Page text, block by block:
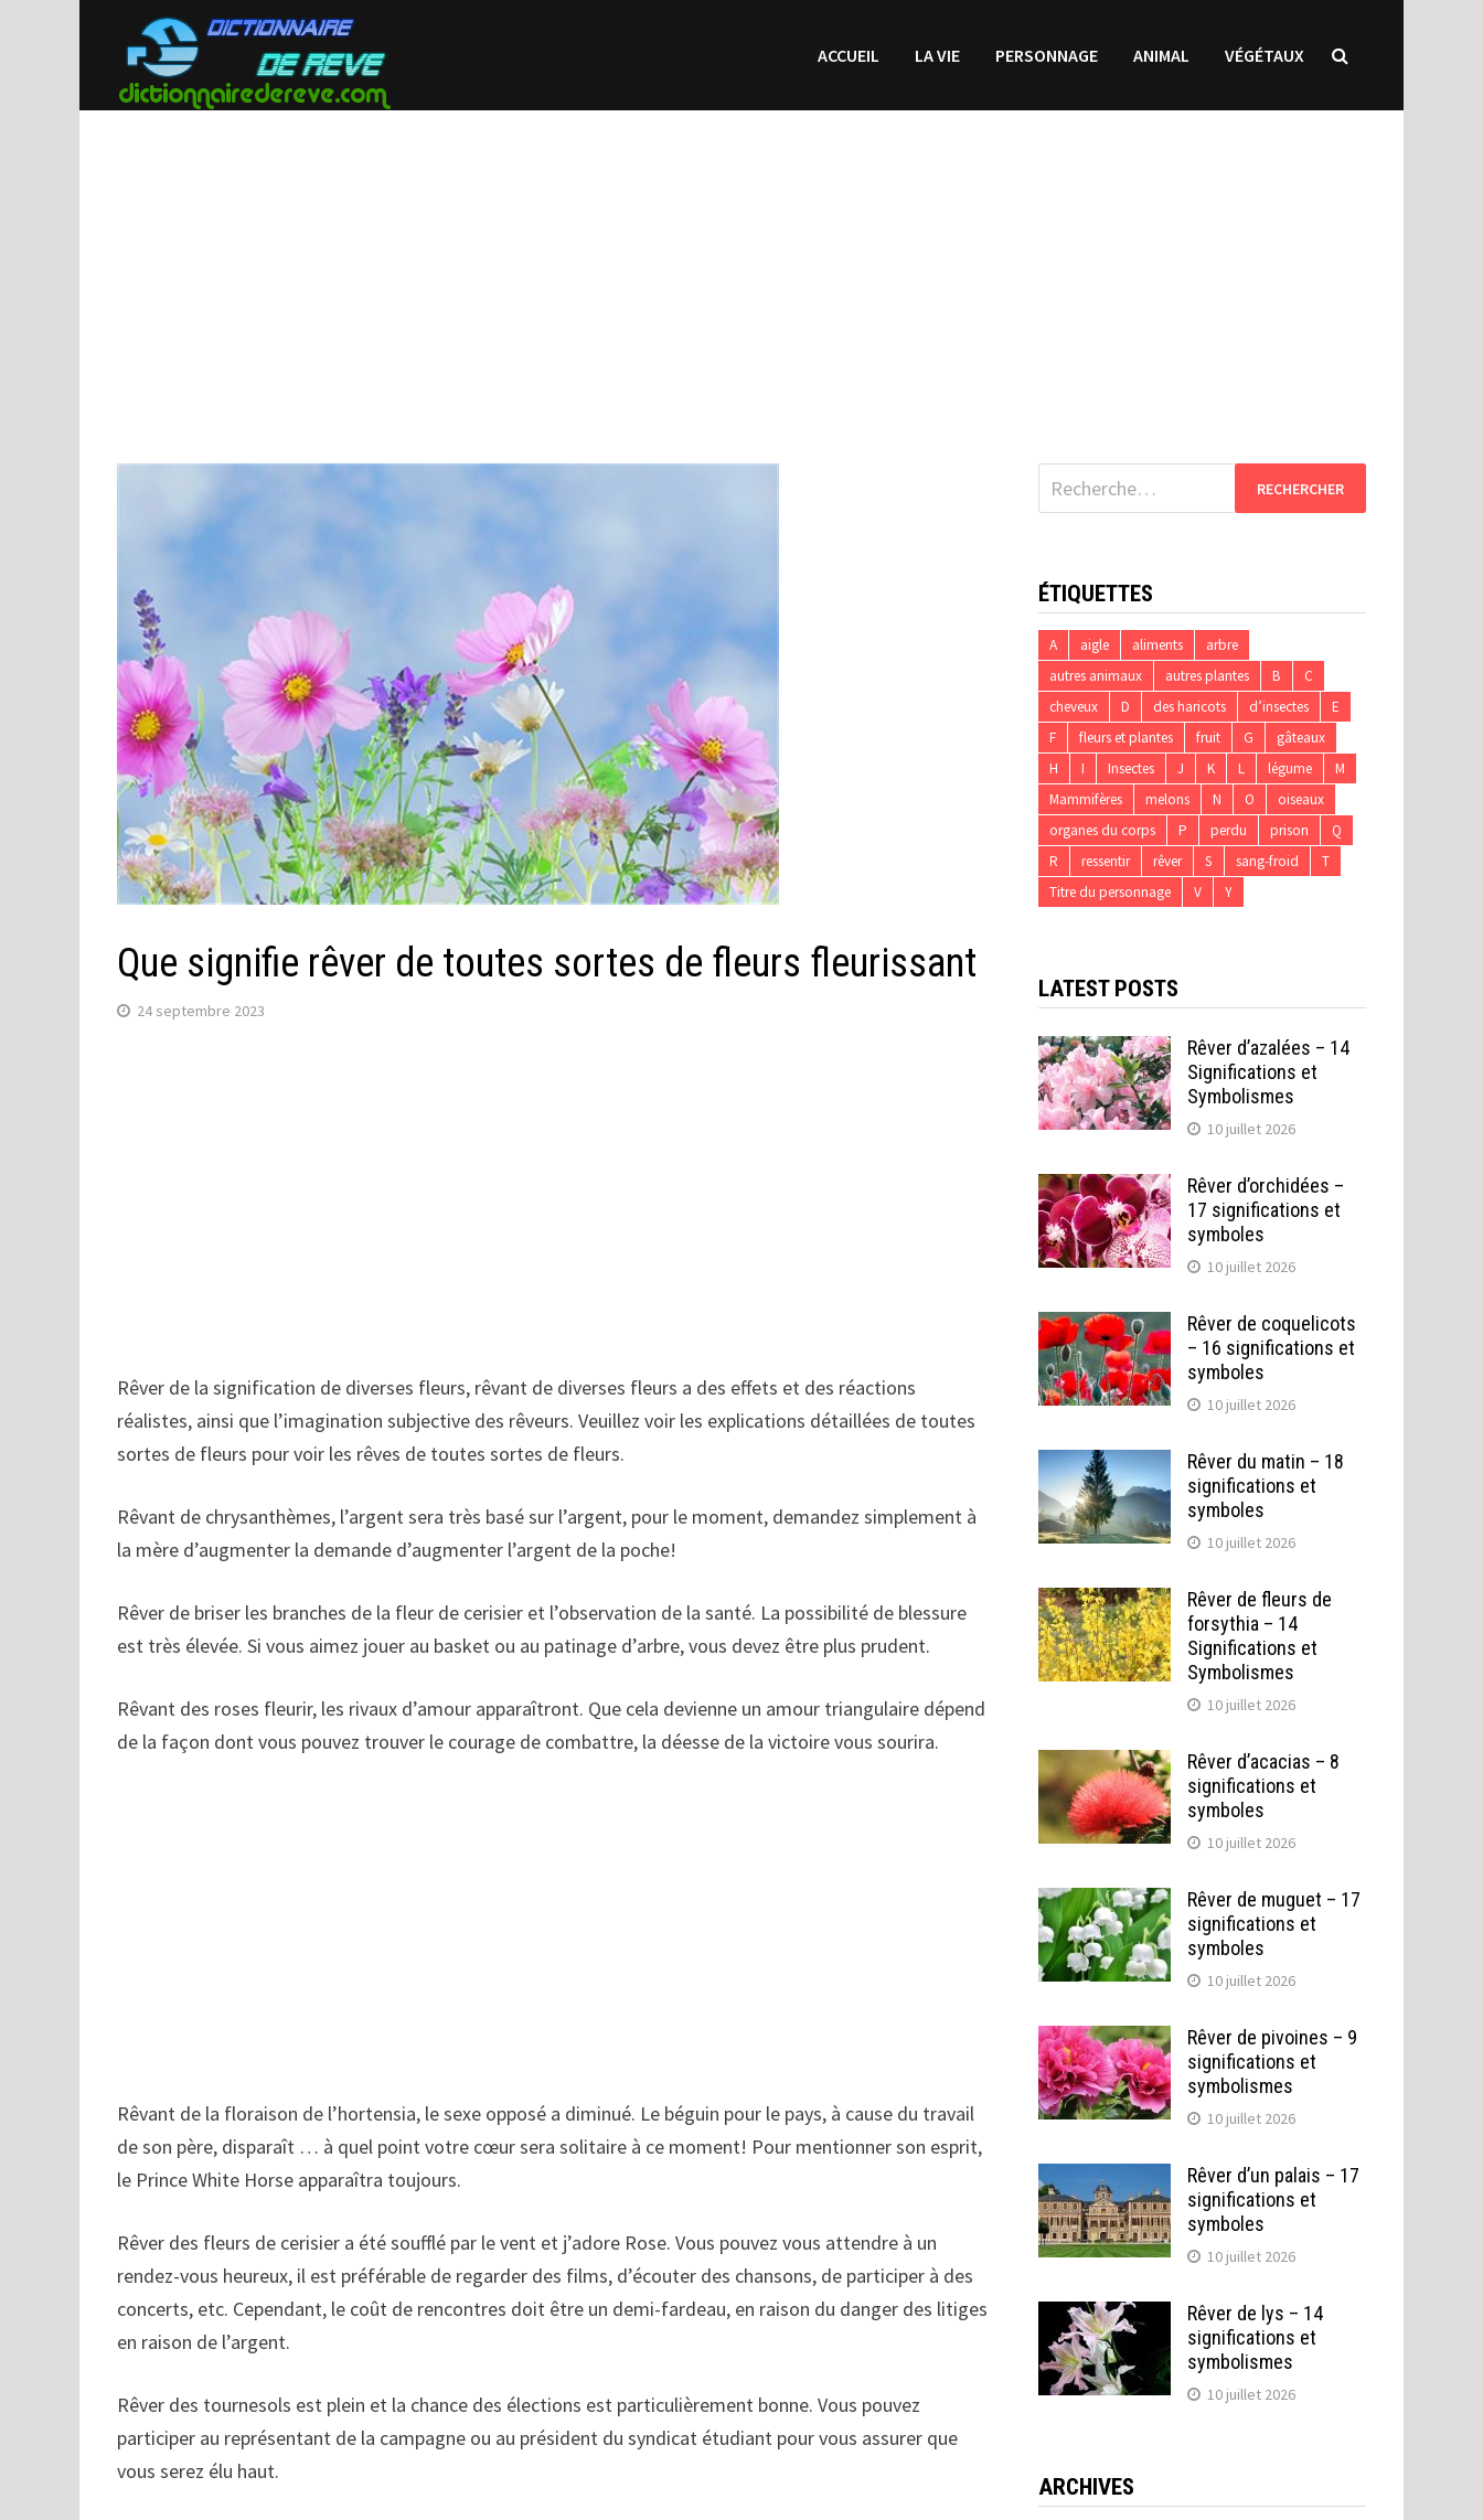
contenu
ACCUEIL LA VIE PERSONNAGE ANIMAL VÉGÉTAUX
Que signifie rêver de toutes sortes de fleurs fleurissant
24 septembre 2023
Rêver de la signification de diverses fleurs, rêvant de diverses fleurs a des effets et des réactions
réalistes, ainsi que l’imagination subjective des rêveurs. Veuillez voir les explications détaillées de toutes
sortes de fleurs pour voir les rêves de toutes sortes de fleurs.
Rêvant de chrysanthèmes, l’argent sera très basé sur l’argent, pour le moment, demandez simplement à
la mère d’augmenter la demande d’augmenter l’argent de la poche!
Rêver de briser les branches de la fleur de cerisier et l’observation de la santé. La possibilité de blessure
est très élevée. Si vous aimez jouer au basket ou au patinage d’arbre, vous devez être plus prudent.
Rêvant des roses fleurir, les rivaux d’amour apparaîtront. Que cela devienne un amour triangulaire dépend
de la façon dont vous pouvez trouver le courage de combattre, la déesse de la victoire vous sourira.
Rêvant de la floraison de l’hortensia, le sexe opposé a diminué. Le béguin pour le pays, à cause du travail
de son père, disparaît … à quel point votre cœur sera solitaire à ce moment! Pour mentionner son esprit,
le Prince White Horse apparaîtra toujours.
Rêver des fleurs de cerisier a été soufflé par le vent et j’adore Rose. Vous pouvez vous attendre à un
rendez-vous heureux, il est préférable de regarder des films, d’écouter des chansons, de participer à des
concerts, etc. Cependant, le coût de rencontres doit être un demi-fardeau, en raison du danger des litiges
en raison de l’argent.
Rêver des tournesols est plein et la chance des élections est particulièrement bonne. Vous pouvez
participer au représentant de la campagne ou au président du syndicat étudiant pour vous assurer que
vous serez élu haut.
Rechercher :
ÉTIQUETTES
A aigle aliments
arbre
autres animaux
autres plantes B
C
cheveux
D des haricots d’insectes
E
F
fleurs et plantes fruit G
gâteaux
H
I Insectes J K L légume
M
Mammifères
melons N O
oiseaux
organes du corps
P perdu prison
Q
R
ressentir rêver S sang-froid
T
Titre du personnage
V Y
LATEST POSTS
Rêver d’azalées – 14
Significations et
Symbolismes
10 juillet 2026
Rêver d’orchidées –
17 significations et
symboles
10 juillet 2026
Rêver de coquelicots
– 16 significations et
symboles
10 juillet 2026
Rêver du matin – 18
significations et
symboles
10 juillet 2026
Rêver de fleurs de
forsythia – 14
Significations et
Symbolismes
10 juillet 2026
Rêver d’acacias – 8
significations et
symboles
10 juillet 2026
Rêver de muguet – 17
significations et
symboles
10 juillet 2026
Rêver de pivoines – 9
significations et
symbolismes
10 juillet 2026
Rêver d’un palais – 17
significations et
symboles
10 juillet 2026
Rêver de lys – 14
significations et
symbolismes
10 juillet 2026
ARCHIVES